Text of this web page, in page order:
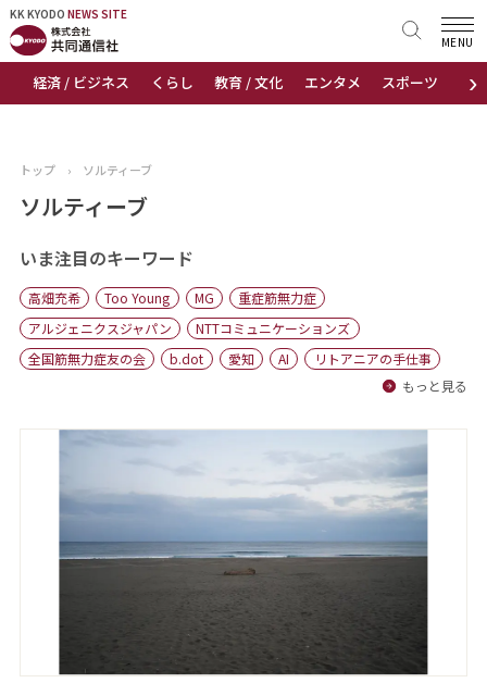
KK KYODO NEWS SITE
›
経済 / ビジネス くらし 教育 / 文化 エンタメ スポーツ 地域
MENU
KK KYODONEWS SITE
トップページ
ニュース
おすすめコンテンツ
出版物
会社概要
トップ › ソルティーブ
ソルティーブ
いま注目のキーワード
高畑充希 Too Young MG
重症筋無力症
アルジェニクスジャパン
NTTコミュニケーションズ
全国筋無力症友の会
b.dot 愛知 AI
リトアニアの手仕事
もっと見る